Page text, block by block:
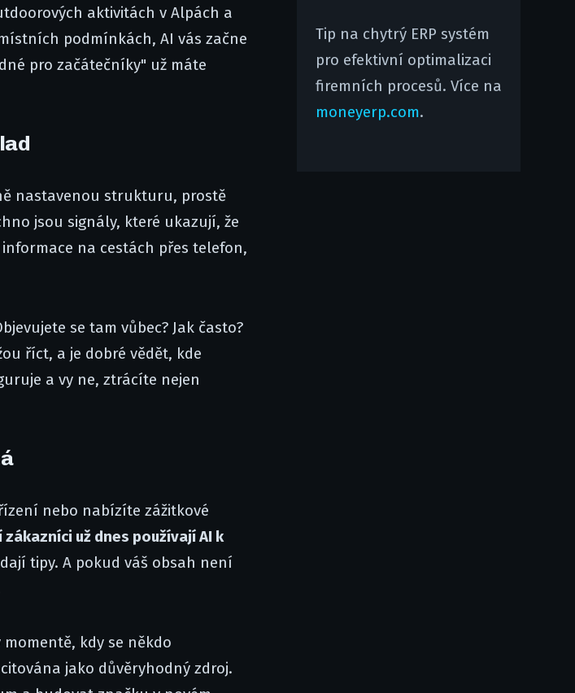
aktivitách v Alpách a
podmínkách, AI vás začne
pro začátečníky" už máte
nastavenou strukturu, prostě
jsou signály, které ukazují, že
na cestách přes telefon,
se tam vůbec? Jak často?
říct, a je dobré vědět, kde
a vy ne, ztrácíte nejen
nebo nabízíte zážitkové
už dnes používají AI k
tipy. A pokud váš obsah není
kdy se někdo
jako důvěryhodný zdroj.
Tip na chytrý ERP systém
pro efektivní optimalizaci
firemních procesů. Více na
moneyerp.com.